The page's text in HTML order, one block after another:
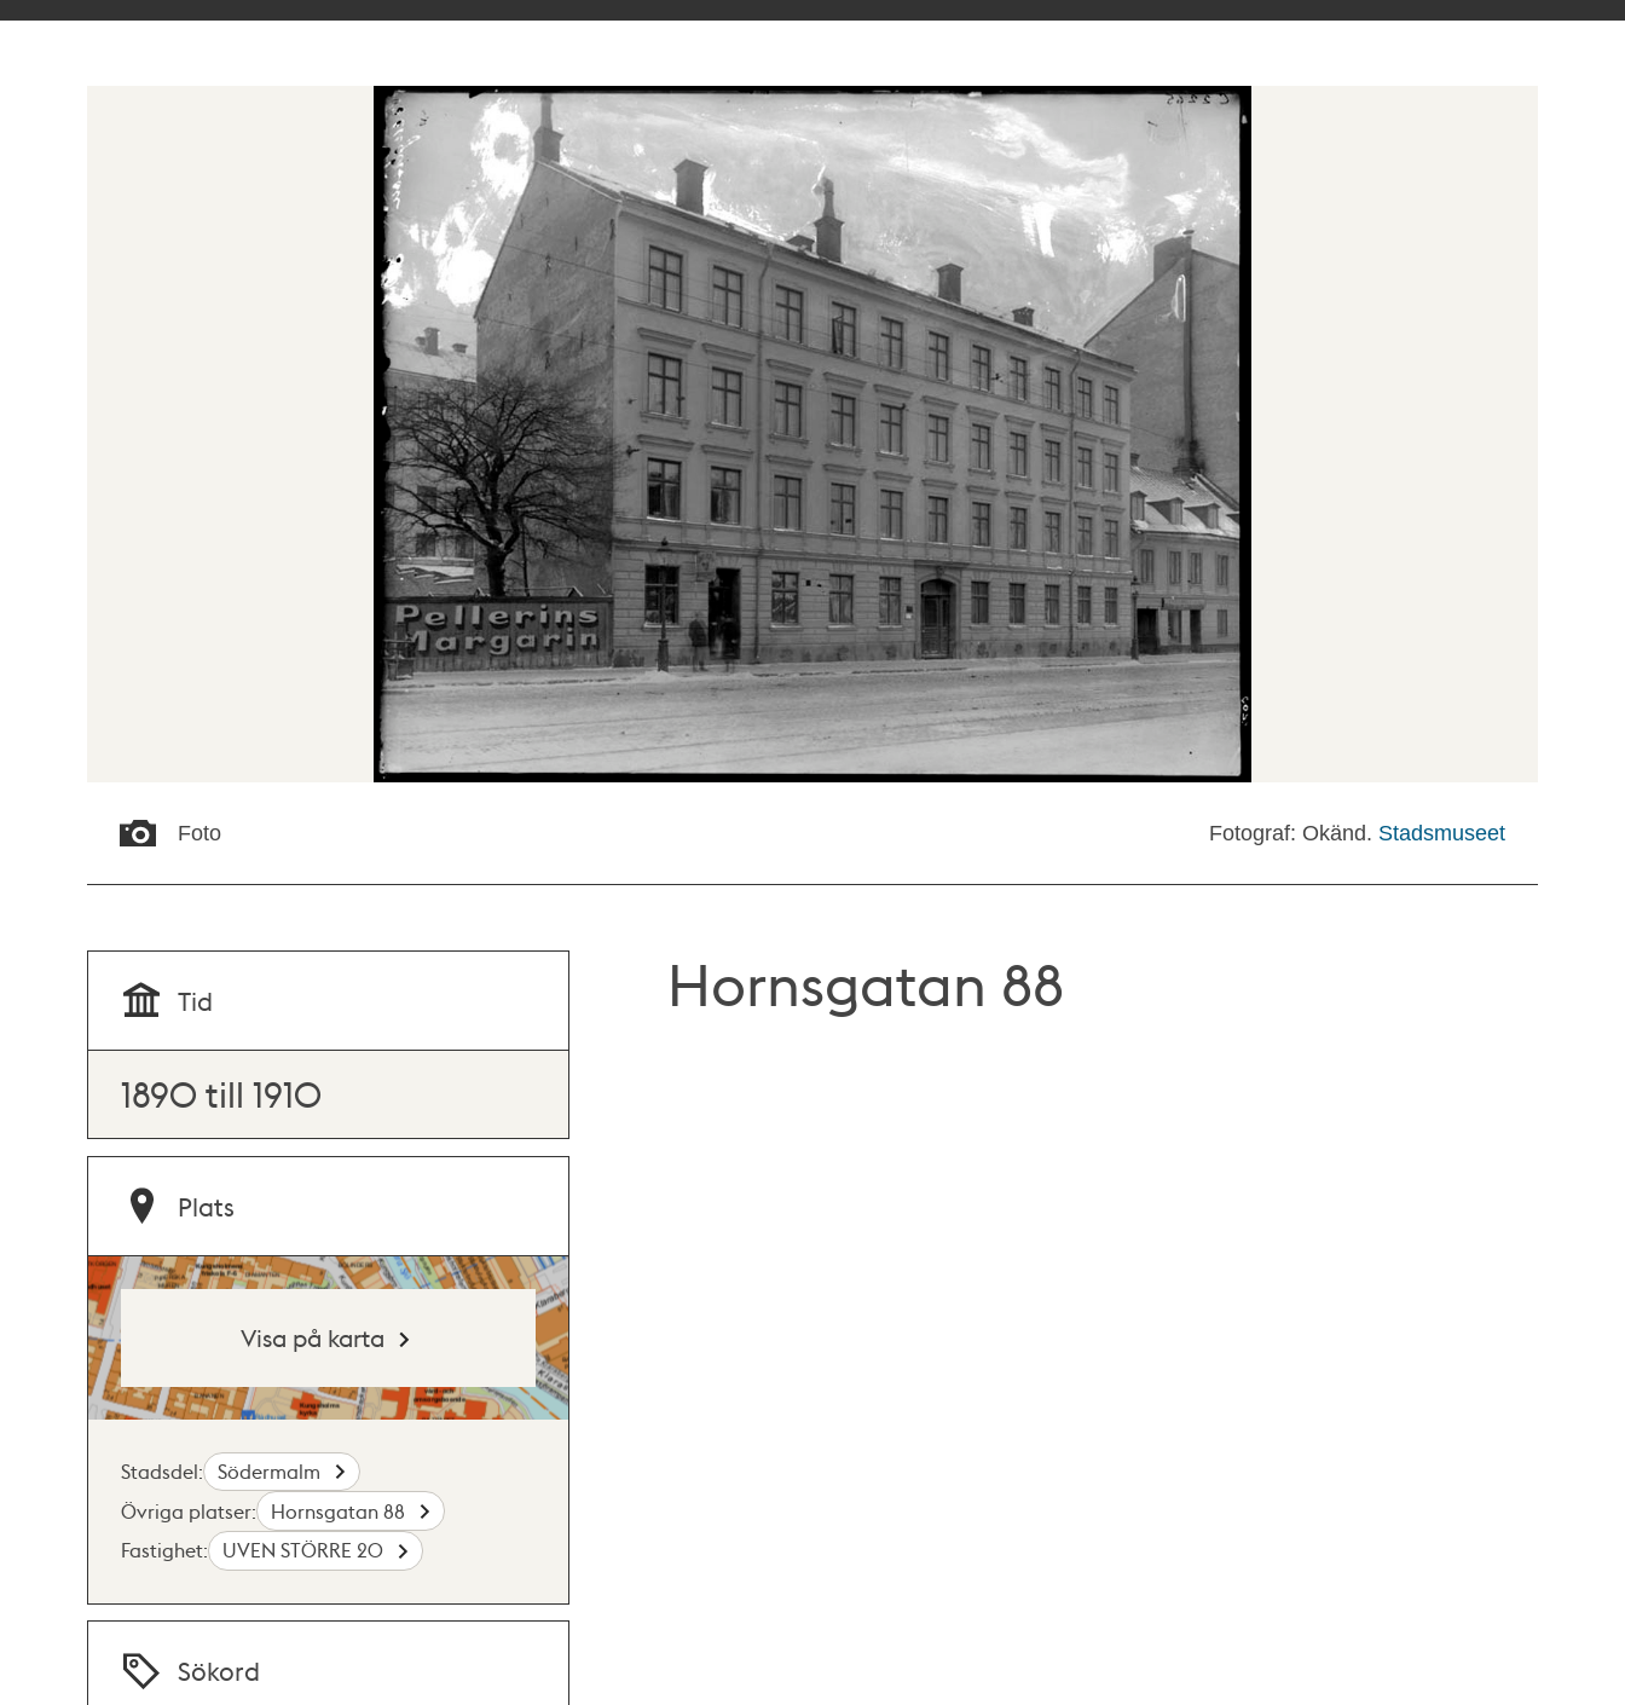
Foto Fotograf: Okänd. Stadsmuseet
Hornsgatan 88
Tid
1890 till 1910
Plats
Visa på karta
Stadsdel:
Södermalm
Övriga platser:
Hornsgatan 88
Fastighet:
UVEN STÖRRE 20
Sökord